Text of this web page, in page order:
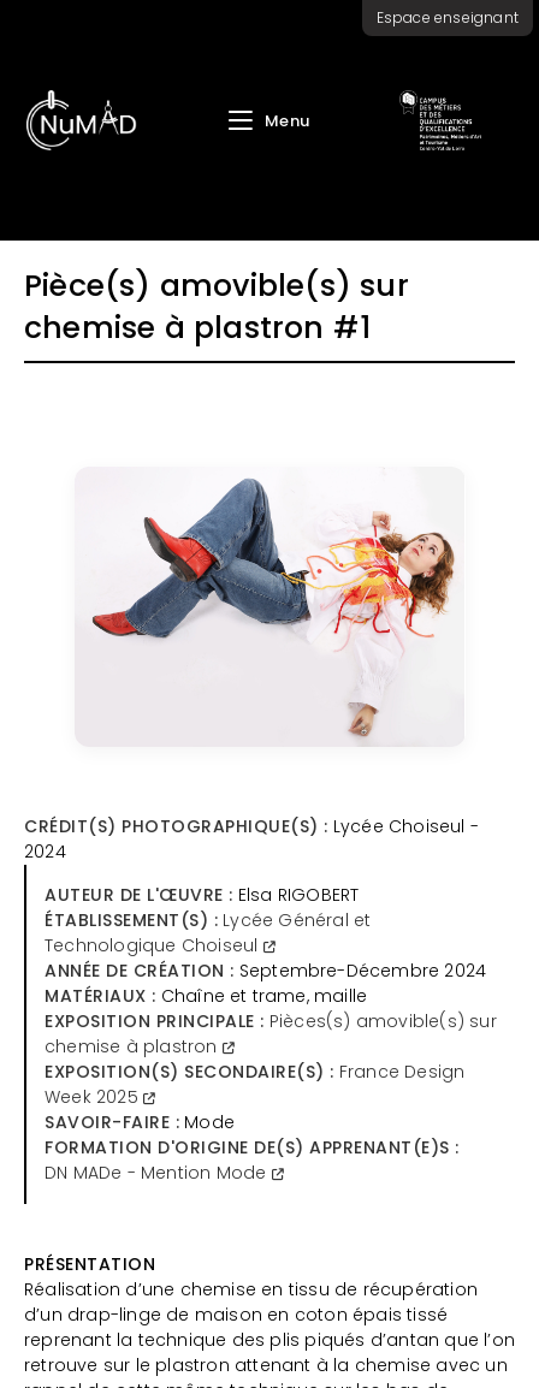
Menu
Espace enseignant
Pièce(s) amovible(s) sur
chemise à plastron #1
CRÉDIT(S) PHOTOGRAPHIQUE(S) : Lycée Choiseul -
2024
AUTEUR DE L'ŒUVRE : Elsa RIGOBERT
ÉTABLISSEMENT(S) : Lycée Général et
Technologique Choiseul
ANNÉE DE CRÉATION : Septembre-Décembre 2024
MATÉRIAUX : Chaîne et trame, maille
EXPOSITION PRINCIPALE : Pièces(s) amovible(s) sur
chemise à plastron
EXPOSITION(S) SECONDAIRE(S) : France Design
Week 2025
SAVOIR-FAIRE : Mode
FORMATION D'ORIGINE DE(S) APPRENANT(E)S :
DN MADe - Mention Mode
PRÉSENTATION
Réalisation d’une chemise en tissu de récupération
d’un drap-linge de maison en coton épais tissé
reprenant la technique des plis piqués d’antan que l’on
retrouve sur le plastron attenant à la chemise avec un